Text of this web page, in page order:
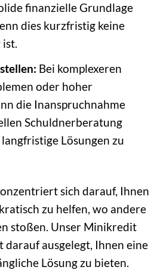
finanzielle Grundlage
dies kurzfristig keine
Bei komplexeren
oder hoher
die Inanspruchnahme
Schuldnerberatung
Lösungen zu
sich darauf, Ihnen
zu helfen, wo andere
stoßen. Unser Minikredit
darauf ausgelegt, Ihnen eine
Lösung zu bieten.